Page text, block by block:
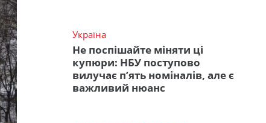
Україна
Не поспішайте міняти ці
купюри: НБУ поступово
вилучає п’ять номіналів, але є
важливий нюанс